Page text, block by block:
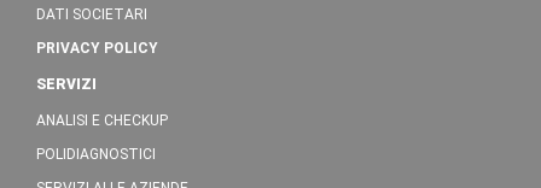
DATI SOCIETARI
PRIVACY POLICY
SERVIZI
ANALISI E CHECKUP
POLIDIAGNOSTICI